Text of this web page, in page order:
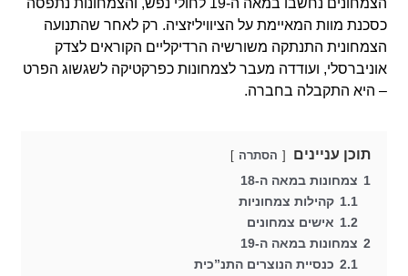
כסכנת מוות המאיימת על הציוויליזציה. רק לאחר שהתנועה
הצמחונית התנתקה משורשיה הרדיקליים הקוראים לצדק
אוניברסלי, ועודדה מעבר לצמחונות כפרקטיקה לשגשוג הפרט
– היא התקבלה בחברה.
תוכן עניינים הסתרה
1 צמחונות במאה ה-18
1.1 קהילות צמחוניות
1.2 אישים צמחונים
2 צמחונות במאה ה-19
2.1 כנסיית הנוצרים התנ”כית